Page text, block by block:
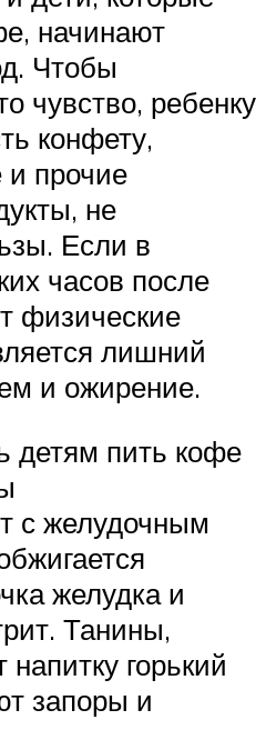
начинают
Чтобы
чувство, ребенку
конфету,
и прочие
не
Если в
часов после
физические
лишний
и ожирение.
детям пить кофе
с желудочным
желудка и
Танины,
горький
запоры и